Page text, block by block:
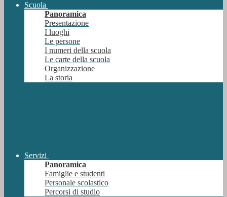
Scuola
Panoramica
Presentazione
I luoghi
Le persone
I numeri della scuola
Le carte della scuola
Organizzazione
La storia
Servizi
Panoramica
Famiglie e studenti
Personale scolastico
Percorsi di studio